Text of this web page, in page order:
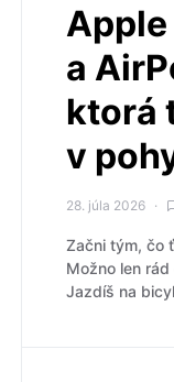
a
ktorá
v
28. júla 2026
Začni tým, čo
Možno len
Jazdíš na